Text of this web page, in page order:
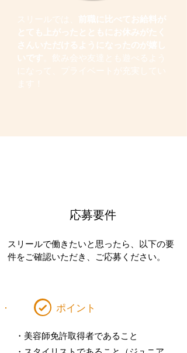
スリールでは、 前職に比べてお給料が
とても上がったとともにお休みがたく
さんいただけるようになったのが嬉し
いです 。飲み会や友達とも遊べるよう
になって、プライベートが充実してい
ます！
応募要件
スリールで働きたいと思ったら、以下の要
件をご確認いただき、ご応募ください。
・美容師免許取得者であること
ポイント